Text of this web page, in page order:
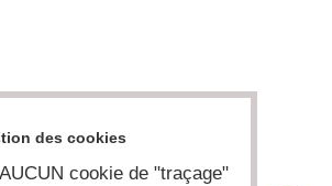
des cookies
cookie de "traçage"